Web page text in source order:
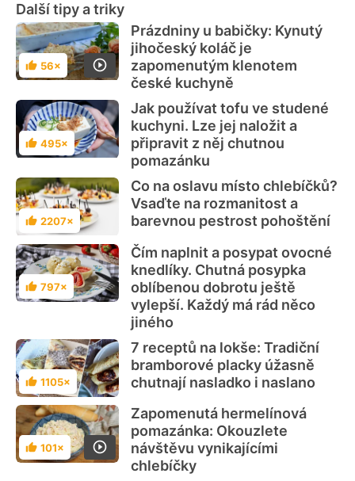
Další tipy a triky
Hodnocení
56×
Prázdniny u babičky: Kynutý
jihočeský koláč je
zapomenutým klenotem
české kuchyně
Hodnocení
495×
Jak používat tofu ve studené
kuchyni. Lze jej naložit a
připravit z něj chutnou
pomazánku
Hodnocení
2207×
Co na oslavu místo chlebíčků?
Vsaďte na rozmanitost a
barevnou pestrost pohoštění
Hodnocení
797×
Čím naplnit a posypat ovocné
knedlíky. Chutná posypka
oblíbenou dobrotu ještě
vylepší. Každý má rád něco
jiného
Hodnocení
1105×
7 receptů na lokše: Tradiční
bramborové placky úžasně
chutnají nasladko i naslano
Hodnocení
101×
Zapomenutá hermelínová
pomazánka: Okouzlete
návštěvu vynikajícími
chlebíčky